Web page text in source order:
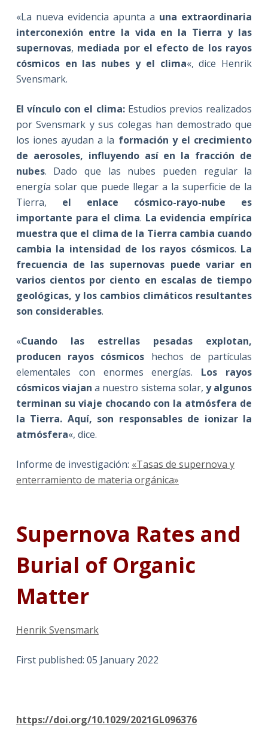
«La nueva evidencia apunta a una extraordinaria
interconexión entre la vida en la Tierra y las
supernovas, mediada por el efecto de los rayos
cósmicos en las nubes y el clima«, dice Henrik
Svensmark.
El vínculo con el clima:Estudios previos realizados
por Svensmark y sus colegas han demostrado que
los iones ayudan a la formación y el crecimiento
de aerosoles, influyendo así en la fracción de
nubes. Dado que las nubes pueden regular la
energía solar que puede llegar a la superficie de la
Tierra, el enlace cósmico-rayo-nube es
importante para el clima. La evidencia empírica
muestra que el clima de la Tierra cambia cuando
cambia la intensidad de los rayos cósmicos. La
frecuencia de las supernovas puede variar en
varios cientos por ciento en escalas de tiempo
geológicas, y los cambios climáticos resultantes
son considerables.
«Cuando las estrellas pesadas explotan,
producen rayos cósmicos hechos de partículas
elementales con enormes energías. Los rayos
cósmicos viajan a nuestro sistema solar, y algunos
terminan su viaje chocando con la atmósfera de
la Tierra. Aquí, son responsables de ionizar la
atmósfera«, dice.
Informe de investigación: «Tasas de supernova y
enterramiento de materia orgánica»
Supernova Rates and
Burial of Organic
Matter
Henrik Svensmark
First published: 05 January 2022
https://doi.org/10.1029/2021GL096376